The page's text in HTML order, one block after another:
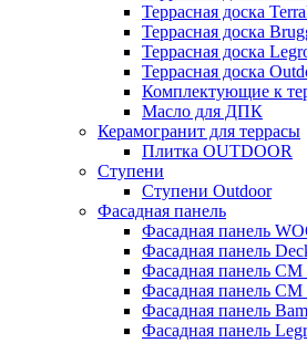
Террасная доска
Террасная доска
Террасная доска
Террасная доска
Комплектующие к
Масло для ДПК
Керамогранит для террасы
Плитка OUTDOOR
Ступени
Ступени Outdoor
Фасадная панель
Фасадная панель
Фасадная панель
Фасадная панель CM
Фасадная панель
Фасадная панель
Фасадная панель